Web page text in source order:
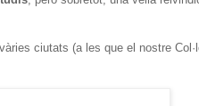
ciutats (a les que el nostre